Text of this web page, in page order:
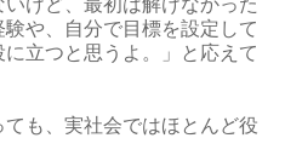
や、自分で目標を設定して
立つと思うよ。」と応えて
も、実社会ではほとんど役